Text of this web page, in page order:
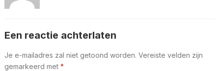
Een reactie achterlaten
Je e-mailadres zal niet getoond worden. Vereiste velden zijn
gemarkeerd met *